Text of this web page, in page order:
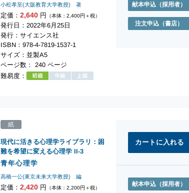
小松孝至(大阪教育大学教授) 著
定価：2,640円 （本体：2,400円＋税）
発行日：2022年6月25日
発行：サイエンス社
ISBN：978-4-7819-1537-1
サイズ：並製A5
ページ数： 240 ページ
難易度：
献本申込 （採用者）
注文申込 （書店）
青年心理学
現代に活きる心理学ライブラリ：困
難を希望に変える心理学 II-3
高橋一公(東京未来大学教授) 編
定価：2,420 円 （本体：2,200円＋税）
紙
献本申込 （採用者）